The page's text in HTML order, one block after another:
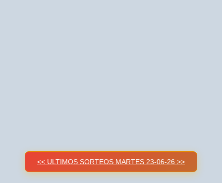
<< ULTIMOS SORTEOS MARTES 23-06-26 >>